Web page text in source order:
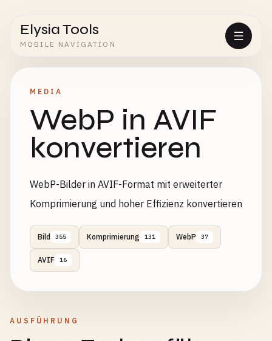
Elysia Tools
MOBILE NAVIGATION
MEDIA
WebP in AVIF
konvertieren
WebP-Bilder in AVIF-Format mit erweiterter
Komprimierung und hoher Effizienz konvertieren
Bild 355 Komprimierung 131 WebP 37
AVIF 16
AUSFÜHRUNG